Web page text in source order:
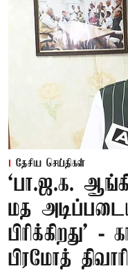
தேசிய செய்திகள்
‘பா.ஜ.க.
மத
பிரிக்கிறது’ -
பிரமோத் திவாரி